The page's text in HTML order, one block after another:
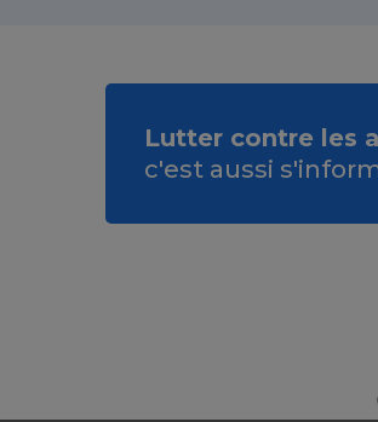
Lutter contre les
c'est aussi